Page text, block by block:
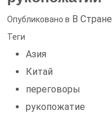
Опубликовано в В Стране
Теги
Азия
Китай
переговоры
рукопожатие